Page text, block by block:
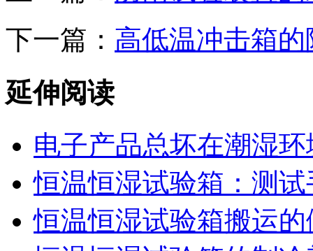
下一篇： 高低温冲击箱
延伸阅读
电子产品总坏在潮湿环
恒温恒湿试验箱：测试
恒温恒湿试验箱搬运的